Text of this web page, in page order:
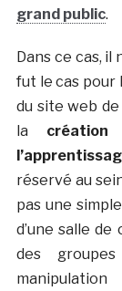
grand public.
Dans ce cas,
fut le cas pour
du site web
la
réservé au
pas une
d’une salle
des